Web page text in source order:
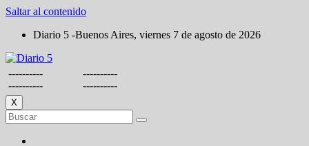
Saltar al contenido
Diario 5 -Buenos Aires, viernes 7 de agosto de 2026
----------
----------
----------
----------
X